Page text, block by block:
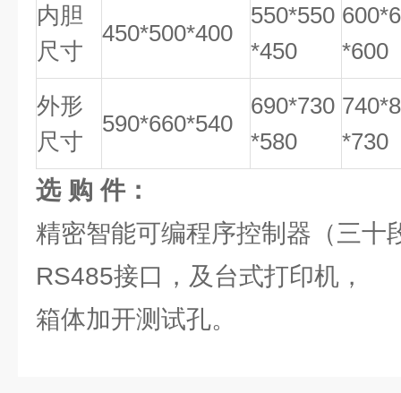
内胆
尺寸
450*500*400
550*550
*450
*600
外形
尺寸
590*660*540
690*730
*580
*730
选 购 件：
精密智能可编程序控制器（三十
RS485接口，及台式打印机，
箱体加开测试孔。